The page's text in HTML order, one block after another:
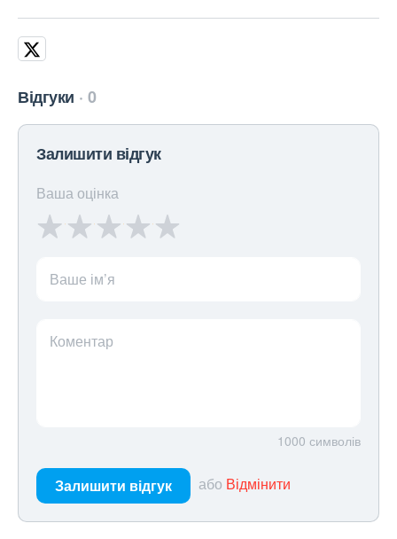
Відгуки 0
Залишити відгук
Ваша оцінка
Ваше ім’я
Коментар
1000 символів
Залишити відгук або Відмінити